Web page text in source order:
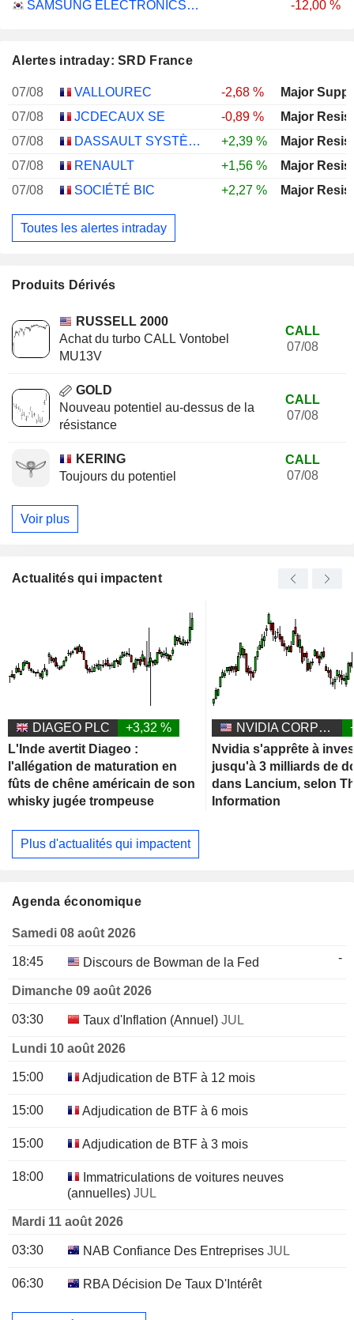
SAMSUNG ELECTRONICS CO., LTD. -12,00 %
Alertes intraday: SRD France
07/08 VALLOUREC -2,68 %
Major
07/08
JCDECAUX SE -0,89 %
Major
07/08
DASSAULT SYSTÈMES SE +2,39 %
Major
07/08
RENAULT +1,56 %
Major
07/08
SOCIÉTÉ BIC +2,27 % Major
Toutes les alertes intraday
Produits Dérivés
RUSSELL 2000
Achat du turbo CALL Vontobel
MU13V
CALL
07/08
GOLD
Nouveau potentiel au-dessus de la
résistance
CALL
07/08
KERING
Toujours du potentiel
CALL
07/08
Voir plus
Actualités qui impactent
DIAGEO PLC
+3,32 %
L'Inde avertit Diageo :
l'allégation de maturation en
fûts de chêne américain de son
whisky jugée trompeuse
NVIDIA CORPORATION
Nvidia s'apprête à
jusqu'à 3 milliards de
dans Lancium, selon
Information
Plus d'actualités qui impactent
Agenda économique
Samedi 08 août 2026
18:45 Discours de Bowman de la Fed -
Dimanche 09 août 2026
03:30 Taux d'Inflation (Annuel) JUL
Lundi 10 août 2026
15:00 Adjudication de BTF à 12 mois
15:00 Adjudication de BTF à 6 mois
15:00 Adjudication de BTF à 3 mois
18:00
Immatriculations de voitures neuves
(annuelles) JUL
Mardi 11 août 2026
03:30 NAB Confiance Des Entreprises JUL
06:30 RBA Décision De Taux D'Intérêt